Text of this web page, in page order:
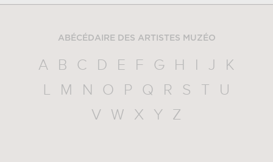
ABÉCÉDAIRE DES ARTISTES MUZÉO
A B C D E F G H J
K
L
M N O P Q R S
U
V
W X Y Z